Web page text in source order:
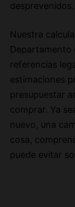
desprevenidos.
Nuestra
Departamento
referencias
estimaciones
presupuestar
comprar. Ya
nuevo, una
cosa,
puede evitar